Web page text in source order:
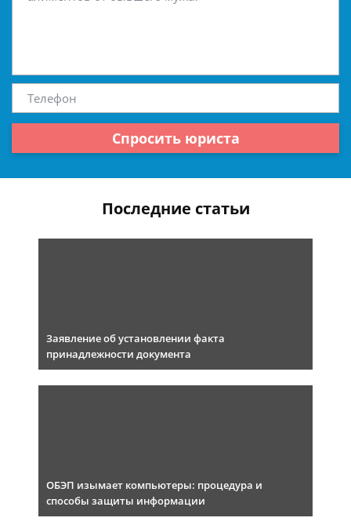
Спросить юриста
Последние статьи
Заявление об установлении факта
принадлежности документа
ОБЭП изымает компьютеры: процедура и
способы защиты информации